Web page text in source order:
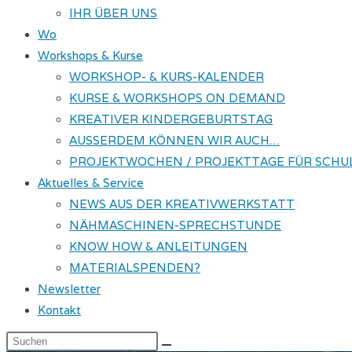
IHR ÜBER UNS
Wo
Workshops & Kurse
WORKSHOP- & KURS-KALENDER
KURSE & WORKSHOPS ON DEMAND
KREATIVER KINDERGEBURTSTAG
AUSSERDEM KÖNNEN WIR AUCH…
PROJEKTWOCHEN / PROJEKTTAGE FÜR
Aktuelles & Service
NEWS AUS DER KREATIVWERKSTATT
NÄHMASCHINEN-SPRECHSTUNDE
KNOW HOW & ANLEITUNGEN
MATERIALSPENDEN?
Newsletter
Kontakt